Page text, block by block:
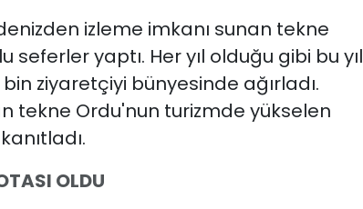
izleme imkanı sunan tekne
yaptı. Her yıl olduğu gibi bu yıl
ziyaretçiyi bünyesinde ağırladı.
tekne Ordu'nun turizmde yükselen
OLDU